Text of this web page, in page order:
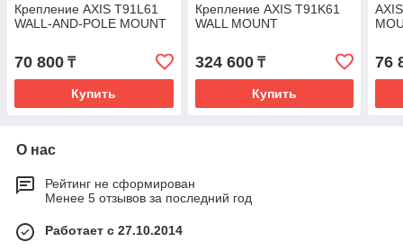
Крепление AXIS T91L61
WALL-AND-POLE MOUNT
70 800 ₸
Купить
Крепление AXIS T91K61
WALL MOUNT
324 600₸
Купить
76
О нас
Рейтинг не сформирован
Менее 5 отзывов за последний год
Работает с 27.10.2014